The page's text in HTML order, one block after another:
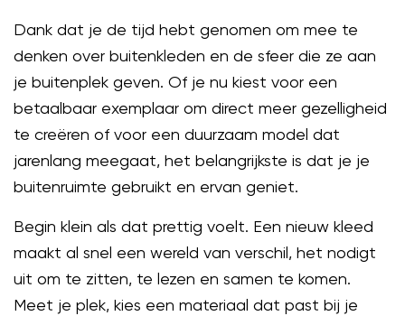
Dank dat je de tijd hebt genomen om mee te
denken over buitenkleden en de sfeer die ze aan
je buitenplek geven. Of je nu kiest voor een
betaalbaar exemplaar om direct meer gezelligheid
te creëren of voor een duurzaam model dat
jarenlang meegaat, het belangrijkste is dat je je
buitenruimte gebruikt en ervan geniet.
Begin klein als dat prettig voelt. Een nieuw kleed
maakt al snel een wereld van verschil, het nodigt
uit om te zitten, te lezen en samen te komen.
Meet je plek, kies een materiaal dat past bij je